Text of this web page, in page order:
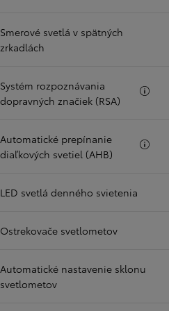
Smerové svetlá v spätných
zrkadlách
Systém rozpoznávania
dopravných značiek (RSA)
Automatické prepínanie
diaľkových svetiel (AHB)
LED svetlá denného svietenia
Ostrekovače svetlometov
Automatické nastavenie sklonu
svetlometov